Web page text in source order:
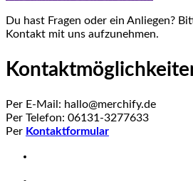
Du hast Fragen oder ein Anliegen?
Kontakt mit uns aufzunehmen.
Per E-Mail: hallo@merchify.de
Per Telefon: 06131-3277633
Per Kontaktformular